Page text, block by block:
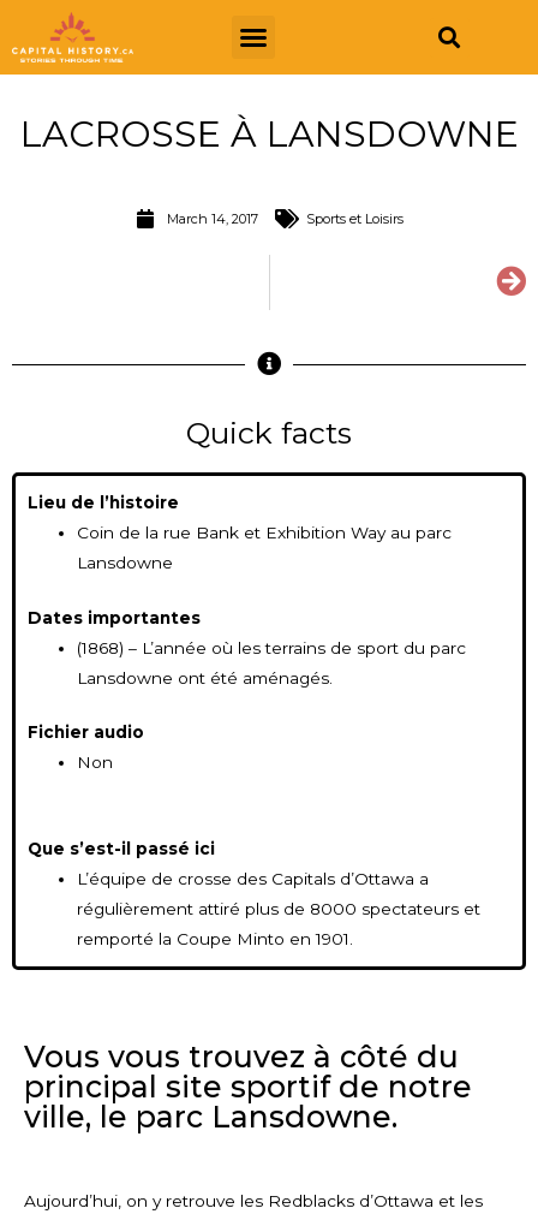
LACROSSE À LANSDOWNE
March 14, 2017 Sports et Loisirs
Quick facts
Lieu de l’histoire
Coin de la rue Bank et Exhibition Way au parc
Lansdowne
Dates importantes
(1868) – L’année où les terrains de sport du parc
Lansdowne ont été aménagés.
Fichier audio
Non
Que s’est-il passé ici
L’équipe de crosse des Capitals d’Ottawa a
régulièrement attiré plus de 8000 spectateurs et
remporté la Coupe Minto en 1901.
Vous vous trouvez à côté du
principal site sportif de notre
ville, le parc Lansdowne.
Aujourd’hui, on y retrouve les Redblacks d’Ottawa et les